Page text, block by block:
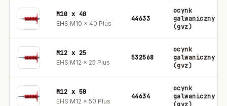
M10 x 40
EHS M10 x 40 Plus
44633
ocynk
galwaniczny
(gvz)
M12 x 25
EHS M12 x 25 Plus
532568
ocynk
galwaniczny
(gvz)
M12 x 50
EHS M12 x 50 Plus
44634
ocynk
galwaniczny